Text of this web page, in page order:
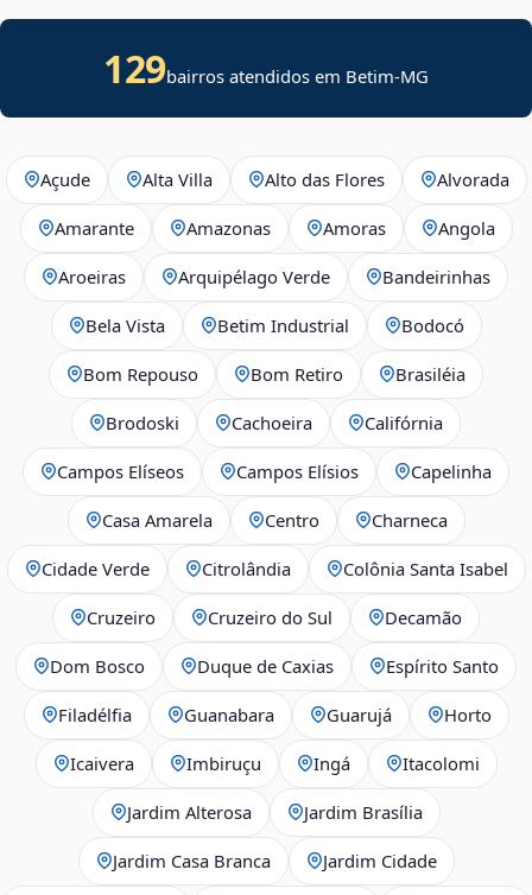
129bairros atendidos em Betim-MG
Açude Alta Villa Alto das Flores Alvorada
Amarante Amazonas Amoras Angola
Aroeiras Arquipélago Verde Bandeirinhas
Bela Vista Betim Industrial Bodocó
Bom Repouso Bom Retiro Brasiléia
Brodoski Cachoeira Califórnia
Campos Elíseos Campos Elísios Capelinha
Casa Amarela Centro Charneca
Cidade Verde Citrolândia Colônia Santa Isabel
Cruzeiro Cruzeiro do Sul Decamão
Dom Bosco Duque de Caxias Espírito Santo
Filadélfia Guanabara Guarujá Horto
Icaivera Imbiruçu Ingá Itacolomi
Jardim Alterosa Jardim Brasília
Jardim Casa Branca Jardim Cidade